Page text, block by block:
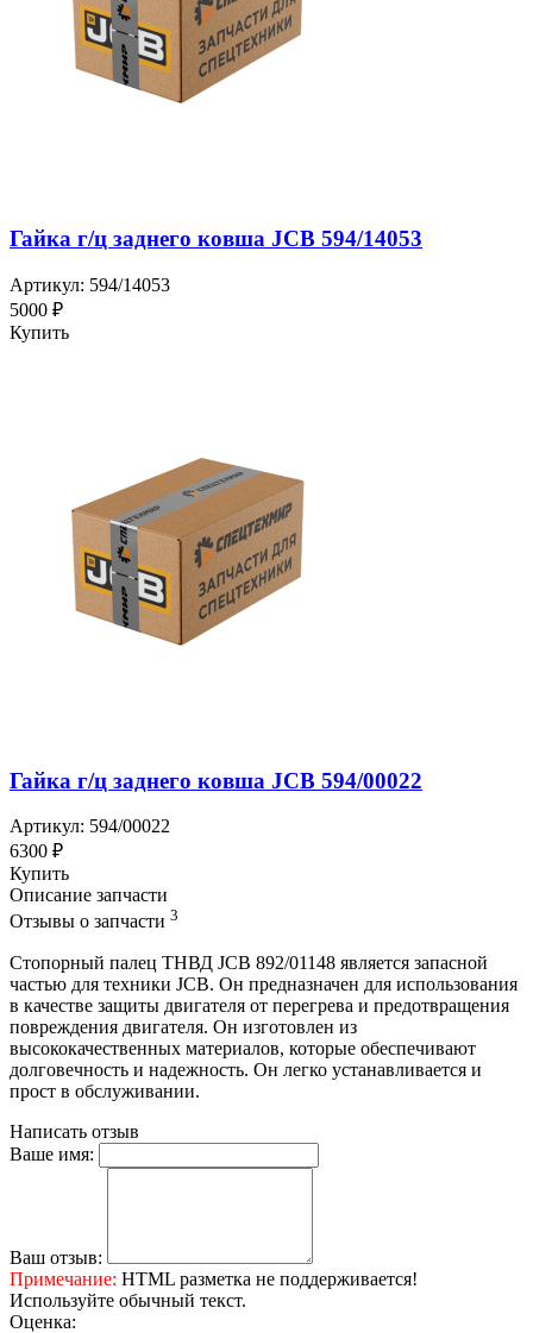
Гайка г/ц заднего ковша JCB 594/14053
Артикул: 594/14053
5000 ₽
Купить
Гайка г/ц заднего ковша JCB 594/00022
Артикул: 594/00022
6300 ₽
Купить
Описание запчасти
Отзывы о запчасти 3
Стопорный палец ТНВД JCB 892/01148 является запасной
частью для техники JCB. Он предназначен для использования
в качестве защиты двигателя от перегрева и предотвращения
повреждения двигателя. Он изготовлен из
высококачественных материалов, которые обеспечивают
долговечность и надежность. Он легко устанавливается и
прост в обслуживании.
Написать отзыв
Ваше имя:
Ваш отзыв:
Примечание: HTML разметка не поддерживается!
Используйте обычный текст.
Оценка: